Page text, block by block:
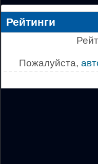
Рейтинги
Пожалуйста,